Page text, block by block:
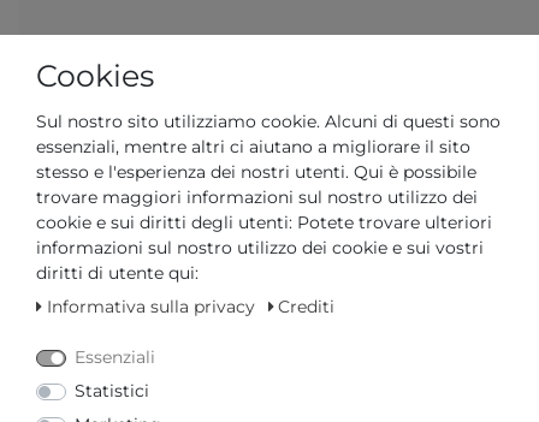
101,76 € *
Lista dei desideri Domanda su un articolo
Cookies
Sul nostro sito utilizziamo cookie. Alcuni di questi sono
essenziali, mentre altri ci aiutano a migliorare il sito
stesso e l'esperienza dei nostri utenti. Qui è possibile
trovare maggiori informazioni sul nostro utilizzo dei
cookie e sui diritti degli utenti: Potete trovare ulteriori
informazioni sul nostro utilizzo dei cookie e sui vostri
diritti di utente qui:
Informativa sulla privacy
Crediti
Essenziali
Statistici